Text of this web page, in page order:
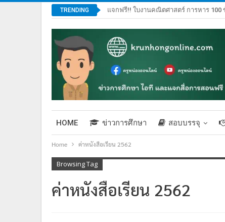
TRENDING แจกฟรี!! ใบงานคณิตศาสตร์ การหาร 100
HOME ข่าวการศึกษา สอบบรรจุ
Home ค่าหนังสือเรียน 2562
Browsing Tag
ค่าหนังสือเรียน 2562